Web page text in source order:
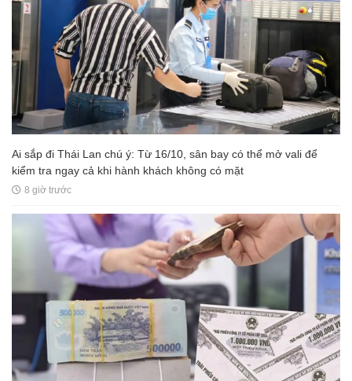
Ai sắp đi Thái Lan chú ý: Từ 16/10, sân bay có thể mở vali để
kiểm tra ngay cả khi hành khách không có mặt
8 giờ trước